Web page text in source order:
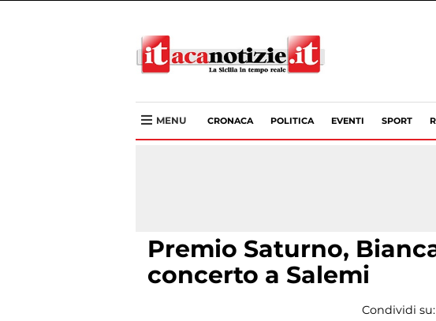
MENU CRONACA POLITICA EVENTI SPORT
Premio Saturno,
concerto a Salemi
Condividi su: